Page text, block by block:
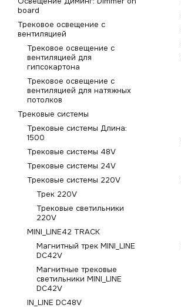
board
Трековое освещение с
вентиляцией
Трековое освещение с
вентиляцией для
гипсокартона
Трековое освещение с
вентиляцией для натяжных
потолков
Трековые системы
Трековые системы Длина:
1500
Трековые системы 48V
Трековые системы 24V
Трековые системы 220V
Трек 220V
Трековые светильники
220V
MINI_LINE42 TRACK
Магнитный трек MINI_LINE
DC42V
Магнитные трековые
светильники MINI_LINE
DC42V
IN_LINE DC48V